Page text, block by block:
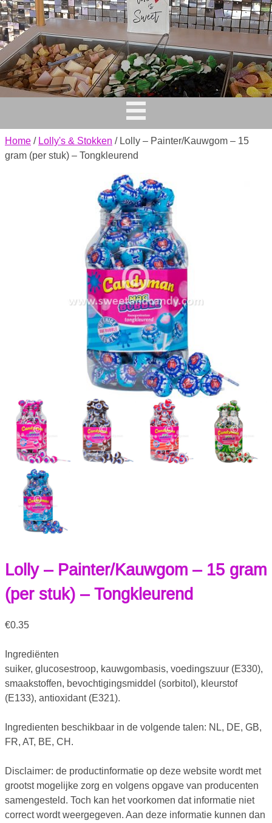
Home / Lolly's & Stokken / Lolly – Painter/Kauwgom – 15
gram (per stuk) – Tongkleurend
Lolly – Painter/Kauwgom – 15 gram
(per stuk) – Tongkleurend
€0.35
Ingrediënten
suiker, glucosestroop, kauwgombasis, voedingszuur (E330),
smaakstoffen, bevochtigingsmiddel (sorbitol), kleurstof
(E133), antioxidant (E321).
Ingredienten beschikbaar in de volgende talen: NL, DE, GB,
FR, AT, BE, CH.
Disclaimer: de productinformatie op deze website wordt met
grootst mogelijke zorg en volgens opgave van producenten
samengesteld. Toch kan het voorkomen dat informatie niet
correct wordt weergegeven. Aan deze informatie kunnen dan